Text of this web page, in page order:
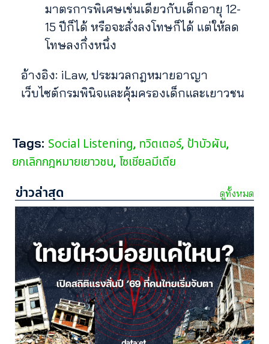
มาตรการพิเศษเช่นเดียวกับเด็กอายุ 12-
15 ปีก็ได้ หรือจะสั่งลงโทษก็ได้ แต่ให้ลด
โทษลงกึ่งหนึ่ง
อ้างอิง: iLaw, ประมวลกฎหมายอาญา
เว็บไซต์กรมพินิจและคุ้มครองเด็กและเยาวชน
Tags: Social Listening, ทวิตเตอร์, ป้าบัวผัน,
ยกเลิกกฎหมายเยาวชน, โซเชียลมีเดีย
ข่าวล่าสุด ดูทั้งหมด